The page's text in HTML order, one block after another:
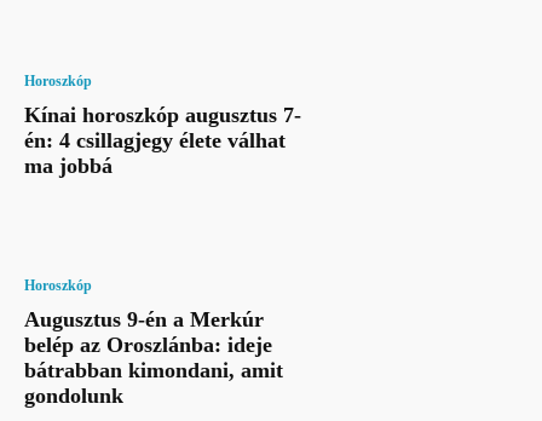
Horoszkóp
Kínai horoszkóp augusztus 7-
én: 4 csillagjegy élete válhat
ma jobbá
Horoszkóp
Augusztus 9-én a Merkúr
belép az Oroszlánba: ideje
bátrabban kimondani, amit
gondolunk